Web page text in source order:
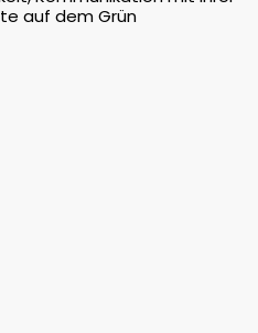
auf dem Grün